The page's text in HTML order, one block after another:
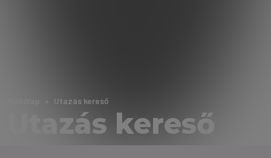
Utazás kereső
Utazás kereső